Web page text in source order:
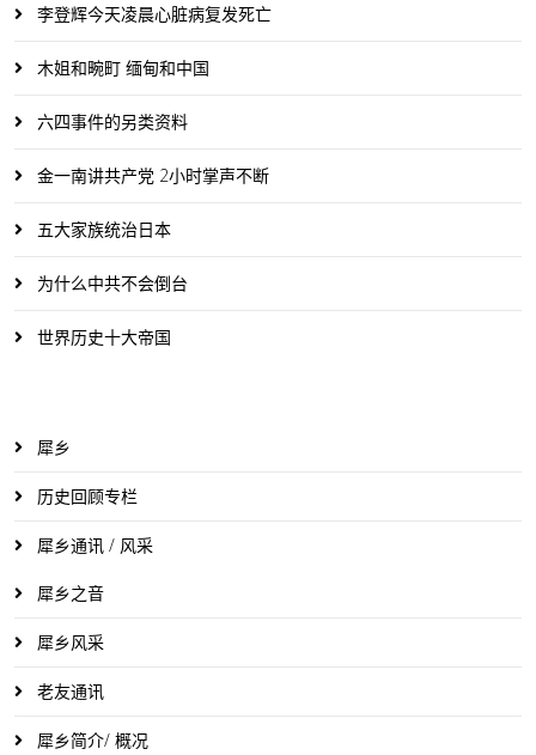
李登辉今天凌晨心脏病复发死亡
木姐和畹町 缅甸和中国
六四事件的另类资料
金一南讲共产党 2小时掌声不断
五大家族统治日本
为什么中共不会倒台
世界历史十大帝国
犀乡
历史回顾专栏
犀乡通讯 / 风采
犀乡之音
犀乡风采
老友通讯
犀乡简介/ 概况